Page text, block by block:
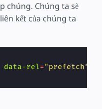
chúng. Chúng ta sẽ
kết của chúng ta
data-rel="prefetch"